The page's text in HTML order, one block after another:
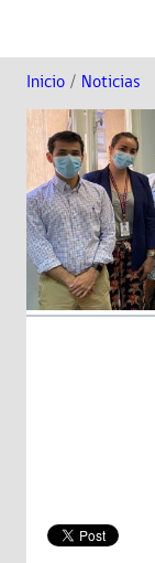
Inicio / Noticias